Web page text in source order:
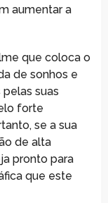
aumentar a
que coloca o
de sonhos e
suas
forte
se a sua
de alta
pronto para
que este